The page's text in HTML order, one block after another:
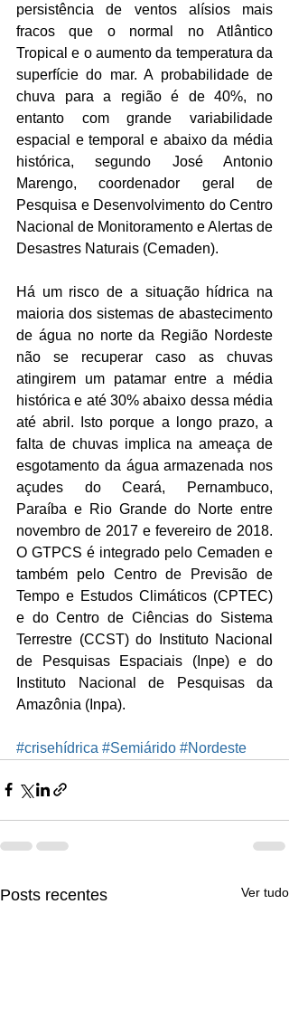
persistência de ventos alísios mais
fracos que o normal no Atlântico
Tropical e o aumento da temperatura da
superfície do mar. A probabilidade de
chuva para a região é de 40%, no
entanto com grande variabilidade
espacial e temporal e abaixo da média
histórica, segundo José Antonio
Marengo, coordenador geral de
Pesquisa e Desenvolvimento do Centro
Nacional de Monitoramento e Alertas de
Desastres Naturais (Cemaden).
Há um risco de a situação hídrica na
maioria dos sistemas de abastecimento
de água no norte da Região Nordeste
não se recuperar caso as chuvas
atingirem um patamar entre a média
histórica e até 30% abaixo dessa média
até abril. Isto porque a longo prazo, a
falta de chuvas implica na ameaça de
esgotamento da água armazenada nos
açudes do Ceará, Pernambuco,
Paraíba e Rio Grande do Norte entre
novembro de 2017 e fevereiro de 2018.
O GTPCS é integrado pelo Cemaden e
também pelo Centro de Previsão de
Tempo e Estudos Climáticos (CPTEC)
e do Centro de Ciências do Sistema
Terrestre (CCST) do Instituto Nacional
de Pesquisas Espaciais (Inpe) e do
Instituto Nacional de Pesquisas da
Amazônia (Inpa).
#crisehídrica #Semiárido #Nordeste
Posts recentes Ver tudo